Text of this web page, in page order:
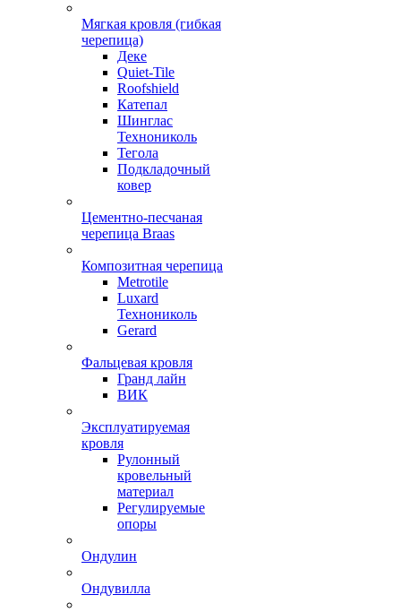
Мягкая кровля (гибкая
черепица)
Деке
Quiet-Tile
Roofshield
Катепал
Шинглас
Технониколь
Тегола
Подкладочный
ковер
Цементно-песчаная
черепица Braas
Композитная черепица
Metrotile
Luxard
Технониколь
Gerard
Фальцевая кровля
Гранд лайн
ВИК
Эксплуатируемая
кровля
Рулонный
кровельный
материал
Регулируемые
опоры
Ондулин
Ондувилла